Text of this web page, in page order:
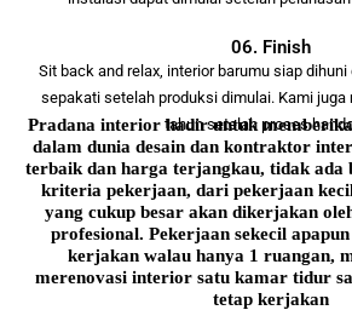
06. Finish
Sit back and relax, interior barumu siap
sepakati setelah produksi dimulai. Kami juga
tahun setelah proses
Pradana interior hadir untuk
dalam dunia desain dan kontraktor
terbaik dan harga terjangkau, tidak ada
kriteria pekerjaan, dari pekerjaan
yang cukup besar akan dikerjakan
profesional. Pekerjaan sekecil
kerjakan walau hanya 1 ruangan,
merenovasi interior satu kamar tidur
tetap kerjakan